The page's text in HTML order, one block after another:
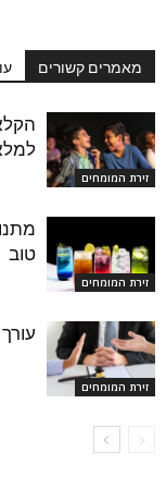
מאמרים קשורים
זירת המומחים
זירת המומחים
טוב
זירת המומחים